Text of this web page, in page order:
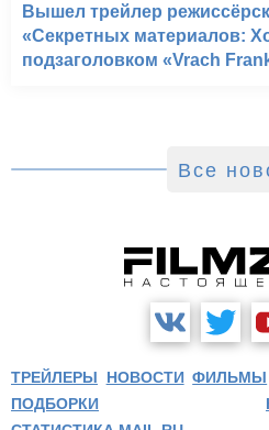
Вышел трейлер
«Секретных материалов:
подзаголовком «Vrach
Все
ТРЕЙЛЕРЫ НОВОСТИ ФИЛЬМЫ
ПОДБОРКИ